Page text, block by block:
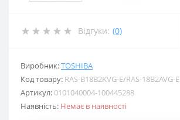
Відгуки: (0)
Виробник:TOSHIBA
Код товару: RAS-B18B2KVG-E/RAS-18B2AVG-E
Артикул:0101040004-100445288
Наявність: Немає в наявності